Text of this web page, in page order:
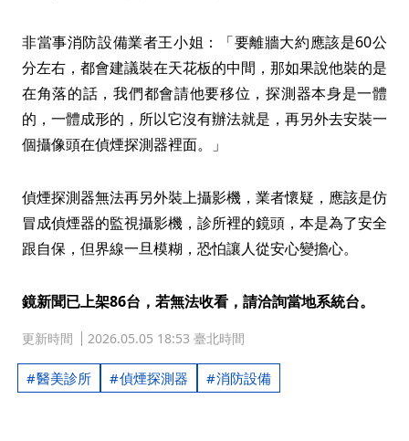
非當事消防設備業者王小姐：「要離牆大約應該是60公
分左右，都會建議裝在天花板的中間，那如果說他裝的是
在角落的話，我們都會請他要移位，探測器本身是一體
的，一體成形的，所以它沒有辦法就是，再另外去安裝一
個攝像頭在偵煙探測器裡面。」
偵煙探測器無法再另外裝上攝影機，業者懷疑，應該是仿
冒成偵煙器的監視攝影機，診所裡的鏡頭，本是為了安全
跟自保，但界線一旦模糊，恐怕讓人從安心變擔心。
鏡新聞已上架86台，若無法收看，請洽詢當地系統台。
更新時間 2026.05.05 18:53 臺北時間
醫美診所 偵煙探測器 消防設備